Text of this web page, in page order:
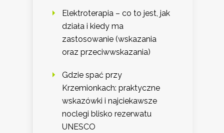
Elektroterapia – co to jest, jak
działa i kiedy ma
zastosowanie (wskazania
oraz przeciwwskazania)
Gdzie spać przy
Krzemionkach: praktyczne
wskazówki i najciekawsze
noclegi blisko rezerwatu
UNESCO